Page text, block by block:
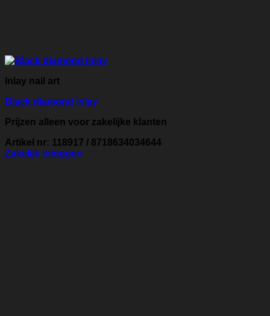
Inlay nail art
Black diamond inlay
Prijzen alleen voor zakelijke klanten
Artikel nr: 118917 / 8718634034644
Zakelijk inloggen